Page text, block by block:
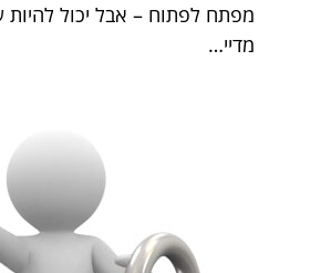
מפתח לפתוח – אבל יכול להיות
מדיי…